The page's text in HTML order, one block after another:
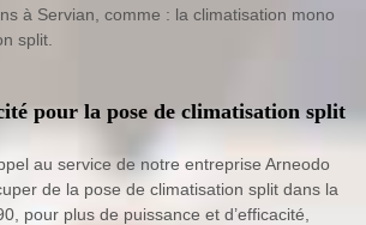
à Servian, comme : la climatisation mono
split.
pour la pose de climatisation split
au service de notre entreprise Arneodo
de la pose de climatisation split dans la
pour plus de puissance et d’efficacité,